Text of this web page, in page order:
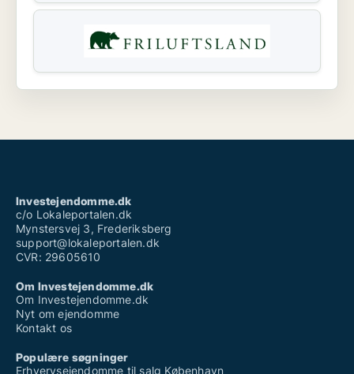
Investejendomme.dk
c/o Lokaleportalen.dk
Mynstersvej 3, Frederiksberg
support@lokaleportalen.dk
CVR: 29605610
Om Investejendomme.dk
Om Investejendomme.dk
Nyt om ejendomme
Kontakt os
Populære søgninger
Erhvervsejendomme til salg København